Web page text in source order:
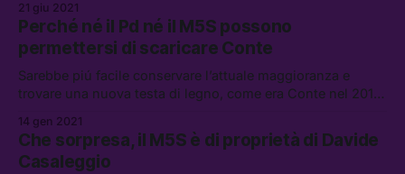
il M5S è la meno complessa
21 giu 2021
Perché né il Pd né il M5S possono
permettersi di scaricare Conte
Sarebbe piú facile conservare l’attuale maggioranza e
trovare una nuova testa di legno, come era Conte nel 2018,
attorno al presidente del Consiglio
14 gen 2021
Che sorpresa, il M5S è di proprietà di Davide
Casaleggio